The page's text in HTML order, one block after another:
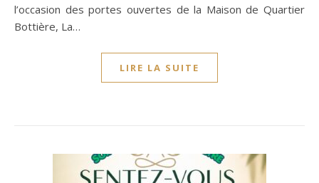
l’occasion des portes ouvertes de la Maison de Quartier
Bottière, La…
LIRE LA SUITE